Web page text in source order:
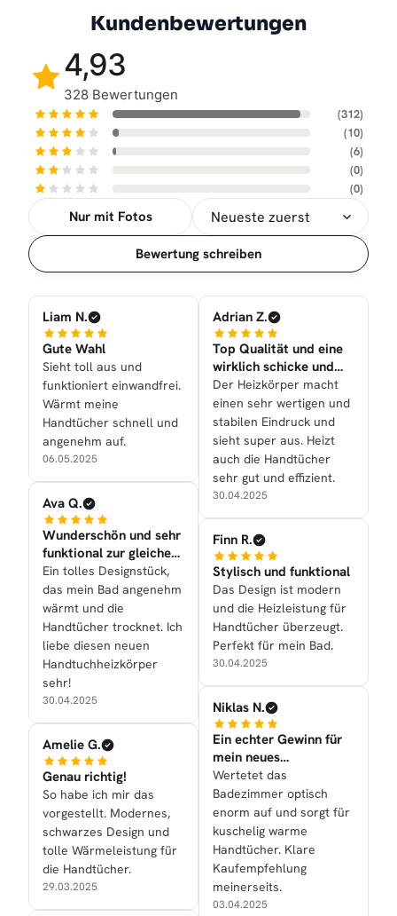
Kundenbewertungen
4,93
328 Bewertungen
(312)
(10)
(6)
(0)
(0)
Nur mit Fotos
Sortierung
Bewertung schreiben
Liam N.
Gute Wahl
Sieht toll aus und
funktioniert einwandfrei.
Wärmt meine
Handtücher schnell und
angenehm auf.
06.05.2025
Ava Q.
Wunderschön und sehr
funktional zur gleichen
Zeit nun bei uns
Ein tolles Designstück,
das mein Bad angenehm
wärmt und die
Handtücher trocknet. Ich
liebe diesen neuen
Handtuchheizkörper
sehr!
30.04.2025
Amelie G.
Genau richtig!
So habe ich mir das
vorgestellt. Modernes,
schwarzes Design und
tolle Wärmeleistung für
die Handtücher.
29.03.2025
Adrian Z.
Top Qualität und eine
wirklich schicke und
sehr tolle Optik nun
Der Heizkörper macht
einen sehr wertigen und
stabilen Eindruck und
sieht super aus. Heizt
auch die Handtücher
sehr gut und effizient.
30.04.2025
Finn R.
Stylisch und funktional
Das Design ist modern
und die Heizleistung für
Handtücher überzeugt.
Perfekt für mein Bad.
30.04.2025
Niklas N.
Ein echter Gewinn für
mein neues
Badezimmer
Wertetet das
Badezimmer optisch
enorm auf und sorgt für
kuschelig warme
Handtücher. Klare
Kaufempfehlung
meinerseits.
03.04.2025